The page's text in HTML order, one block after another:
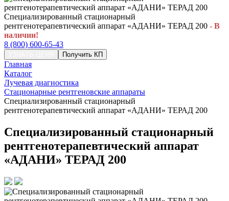
Специализированный стационарный
рентгенотерапевтический аппарат «АДАНИ» ТЕРАД 200 - В
наличии!
8 (800) 600-65-43
Получить КП
Главная
Каталог
Лучевая диагностика
Стационарные рентгеновские аппараты
Специализированный стационарный
рентгенотерапевтический аппарат «АДАНИ» ТЕРАД 200
Специализированный стационарный
рентгенотерапевтический аппарат
«АДАНИ» ТЕРАД 200